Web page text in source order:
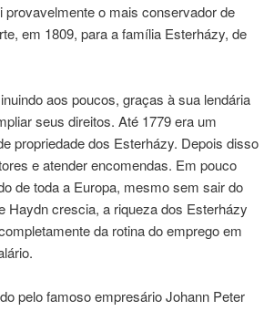
o mais conservador de
em 1809, para a família Esterházy, de
aos poucos, graças à sua lendária
seus direitos. Até 1779 era um
propriedade dos Esterházy. Depois disso
e atender encomendas. Em pouco
de toda a Europa, mesmo sem sair do
Haydn crescia, a riqueza dos Esterházy
da rotina do emprego em
pelo famoso empresário Johann Peter